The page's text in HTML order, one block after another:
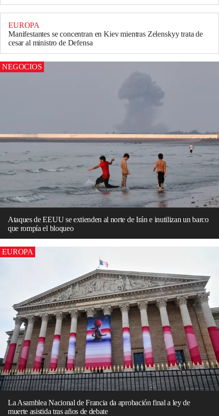
EUROPA
Manifestantes se concentran en Kiev mientras Zelenskyy trata de
cesar al ministro de Defensa
NEGOCIOS
Ataques de EEUU se extienden al norte de Irán e inutilizan un barco
que rompía el bloqueo
EUROPA
La Asamblea Nacional de Francia da aprobación final a ley de
muerte asistida tras años de debate